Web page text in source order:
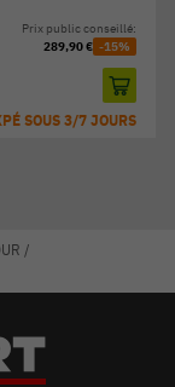
Prix public conseillé:
289,90 € -15%
SOUS 3/7 JOURS
/